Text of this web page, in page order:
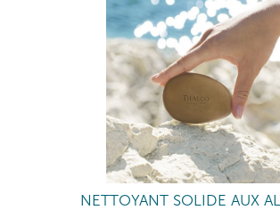
NETTOYANT SOLIDE AUX